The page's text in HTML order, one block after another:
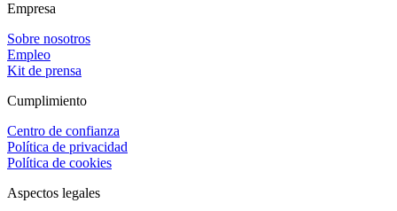
Empresa
Sobre nosotros
Empleo
Kit de prensa
Cumplimiento
Centro de confianza
Política de privacidad
Política de cookies
Aspectos legales